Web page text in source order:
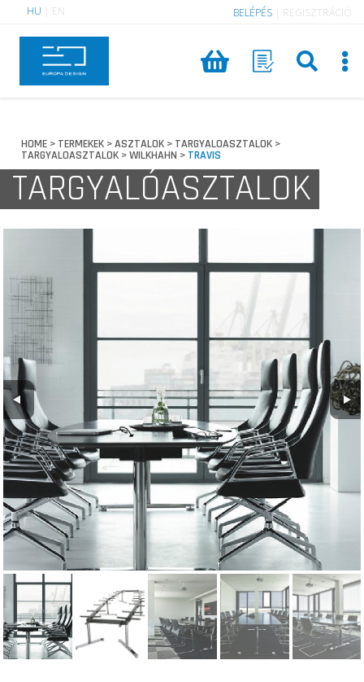
HU EN BELÉPÉS REGISZTRÁCIÓ
HOME > TERMEKEK >ASZTALOK > TARGYALOASZTALOK >
TARGYALOASZTALOK >WILKHAHN > TRAVIS
TARGYALÓASZTALOK